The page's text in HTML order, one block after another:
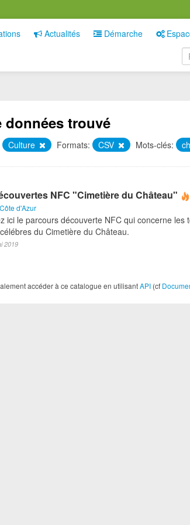
Actualités Démarche
données trouvé
Culture Formats: CSV Mots-clés:
NFC "Cimetière du Château"
d'Azur
ici le parcours découverte NFC qui concerne les
du Cimetière du Château.
2019
accéder à ce catalogue en utilisantAPI (cf